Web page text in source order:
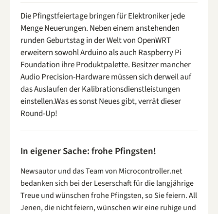
Die Pfingstfeiertage bringen für Elektroniker jede
Menge Neuerungen. Neben einem anstehenden
runden Geburtstag in der Welt von OpenWRT
erweitern sowohl Arduino als auch Raspberry Pi
Foundation ihre Produktpalette. Besitzer mancher
Audio Precision-Hardware müssen sich derweil auf
das Auslaufen der Kalibrationsdienstleistungen
einstellen.Was es sonst Neues gibt, verrät dieser
Round-Up!
In eigener Sache: frohe Pfingsten!
Newsautor und das Team von Microcontroller.net
bedanken sich bei der Leserschaft für die langjährige
Treue und wünschen frohe Pfingsten, so Sie feiern. All
Jenen, die nicht feiern, wünschen wir eine ruhige und